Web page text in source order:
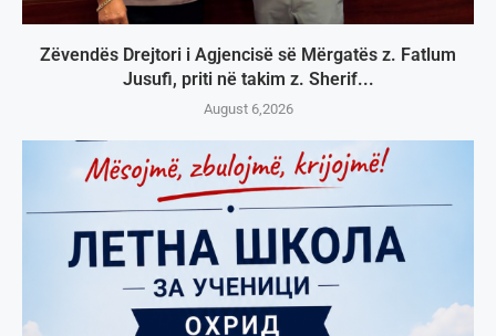
Zëvendës Drejtori i Agjencisë së Mërgatës z. Fatlum
Jusufi, priti në takim z. Sherif...
August 6,2026